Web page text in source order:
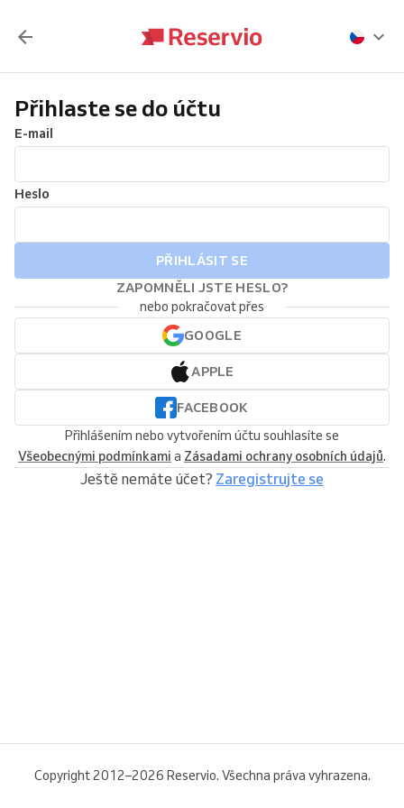
Přihlaste se do účtu
E-mail
Heslo
PŘIHLÁSIT SE
ZAPOMNĚLI JSTE HESLO?
nebo pokračovat přes
GOOGLE
APPLE
FACEBOOK
Přihlášením nebo vytvořením účtu souhlasíte se
Všeobecnými podmínkami a Zásadami ochrany osobních údajů.
Ještě nemáte účet? Zaregistrujte se
Copyright 2012–2026 Reservio. Všechna práva vyhrazena.